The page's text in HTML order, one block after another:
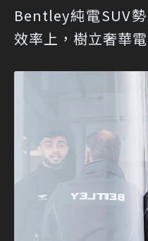
Bentley純電SUV
效率上，樹立奢華